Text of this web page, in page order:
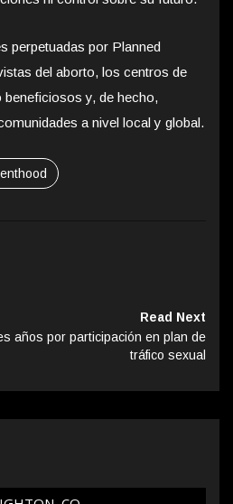
perpetuadas por Planned
del aborto, los centros de
y, de hecho,
a nivel local y global.
Read Next
años por participación en plan de
tráfico sexual